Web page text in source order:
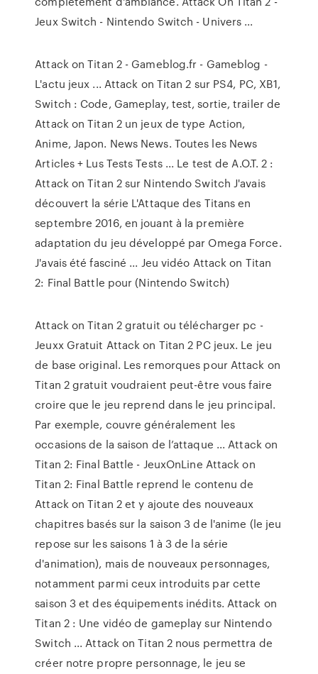
Jeux Switch - Nintendo Switch - Univers ...
Attack on Titan 2 - Gameblog.fr - Gameblog -
L'actu jeux ... Attack on Titan 2 sur PS4, PC, XB1,
Switch : Code, Gameplay, test, sortie, trailer de
Attack on Titan 2 un jeux de type Action,
Anime, Japon. News News. Toutes les News
Articles + Lus Tests Tests ... Le test de A.O.T. 2 :
Attack on Titan 2 sur Nintendo Switch J'avais
découvert la série L'Attaque des Titans en
septembre 2016, en jouant à la première
adaptation du jeu développé par Omega Force.
J'avais été fasciné ... Jeu vidéo Attack on Titan
2: Final Battle pour (Nintendo Switch)
Attack on Titan 2 gratuit ou télécharger pc -
Jeuxx Gratuit Attack on Titan 2 PC jeux. Le jeu
de base original. Les remorques pour Attack on
Titan 2 gratuit voudraient peut-être vous faire
croire que le jeu reprend dans le jeu principal.
Par exemple, couvre généralement les
occasions de la saison de l’attaque ... Attack on
Titan 2: Final Battle - JeuxOnLine Attack on
Titan 2: Final Battle reprend le contenu de
Attack on Titan 2 et y ajoute des nouveaux
chapitres basés sur la saison 3 de l'anime (le jeu
repose sur les saisons 1 à 3 de la série
d'animation), mais de nouveaux personnages,
notamment parmi ceux introduits par cette
saison 3 et des équipements inédits. Attack on
Titan 2 : Une vidéo de gameplay sur Nintendo
Switch ... Attack on Titan 2 nous permettra de
créer notre propre personnage, le jeu se